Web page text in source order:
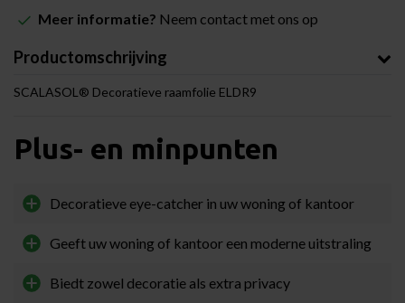
Meer informatie? Neem contact met ons op
Productomschrijving
SCALASOL® Decoratieve raamfolie ELDR9
Plus- en minpunten
Decoratieve eye-catcher in uw woning of kantoor
Geeft uw woning of kantoor een moderne uitstraling
Biedt zowel decoratie als extra privacy